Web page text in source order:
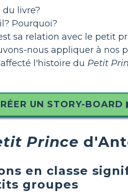
livre?
Pourquoi?
sa relation avec le petit
nous appliquer à nos
l'histoire du Petit
UN STORY-BOARD
Prince
en classe
groupes